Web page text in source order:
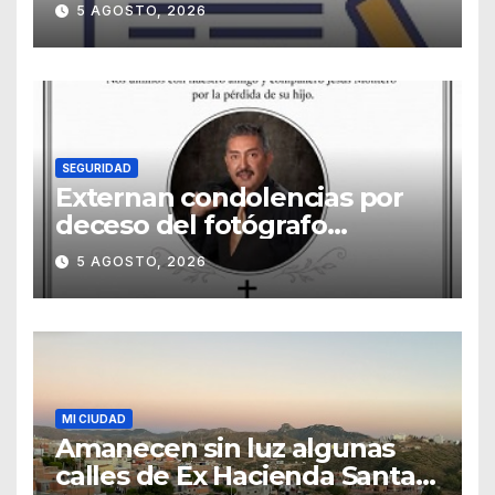
5 AGOSTO, 2026
SEGURIDAD
Externan condolencias por
deceso del fotógrafo
Emmanuel Montero
5 AGOSTO, 2026
MI CIUDAD
Amanecen sin luz algunas
calles de Ex Hacienda Santa